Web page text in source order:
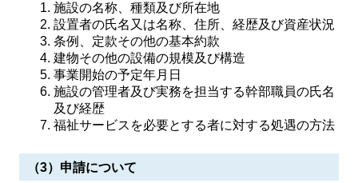
施設の名称、種類及び所在地
設置者の氏名又は名称、住所、経歴及び資産状況
条例、定款その他の基本約款
建物その他の設備の規模及び構造
事業開始の予定年月日
施設の管理者及び実務を担当する幹部職員の氏名
及び経歴
福祉サービスを必要とする者に対する処遇の方法
（3）申請について